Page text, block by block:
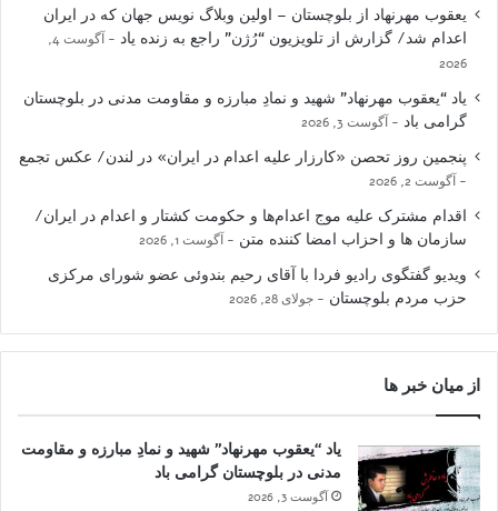
یعقوب مهرنهاد از بلوچستان – اولین وبلاگ نویس جهان که در ایران
اعدام شد/ گزارش از تلویزیون “رُژن” راجع به زنده یاد
آگوست 4,
2026
یاد “یعقوب مهرنهاد” شهید و نمادِ مبارزه و مقاومت مدنی در بلوچستان
گرامی باد
آگوست 3, 2026
پنجمین روز تحصن «کارزار علیه اعدام در ایران» در لندن/ عکس تجمع
آگوست 2, 2026
اقدام مشترک علیه موج اعدام‌ها و حکومت کشتار و اعدام در ایران/
سازمان ها و احزاب امضا کننده متن
آگوست 1, 2026
ویدیو گفتگوی رادیو فردا با آقای رحیم بندوئی عضو شورای مرکزی
حزب مردم بلوچستان
جولای 28, 2026
از میان خبر ها
یاد “یعقوب مهرنهاد” شهید و نمادِ مبارزه و مقاومت
مدنی در بلوچستان گرامی باد
آگوست 3, 2026